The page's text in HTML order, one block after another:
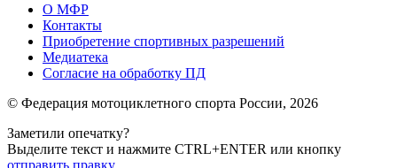
О МФР
Контакты
Приобретение спортивных разрешений
Медиатека
Согласие на обработку ПД
© Федерация мотоциклетного спорта России, 2026
Заметили опечатку?
Выделите текст и нажмите CTRL+ENTER или кнопку
отправить правку